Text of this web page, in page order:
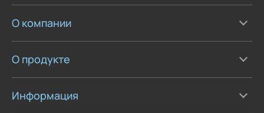
О компании
О продукте
Информация